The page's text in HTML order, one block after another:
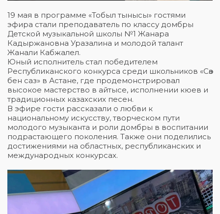
19 мая в программе «Тобыл тынысы» гостями
эфира стали преподаватель по классу домбры
Детской музыкальной школы №1 Жанара
Кадыржановна Уразалина и молодой талант
Жанали Кабжалел.
Юный исполнитель стал победителем
Республиканского конкурса среди школьников «Сөз
бен саз» в Астане, где продемонстрировал
высокое мастерство в айтысе, исполнении кюев и
традиционных казахских песен.
В эфире гости рассказали о любви к
национальному искусству, творческом пути
молодого музыканта и роли домбры в воспитании
подрастающего поколения. Также они поделились
достижениями на областных, республиканских и
международных конкурсах.